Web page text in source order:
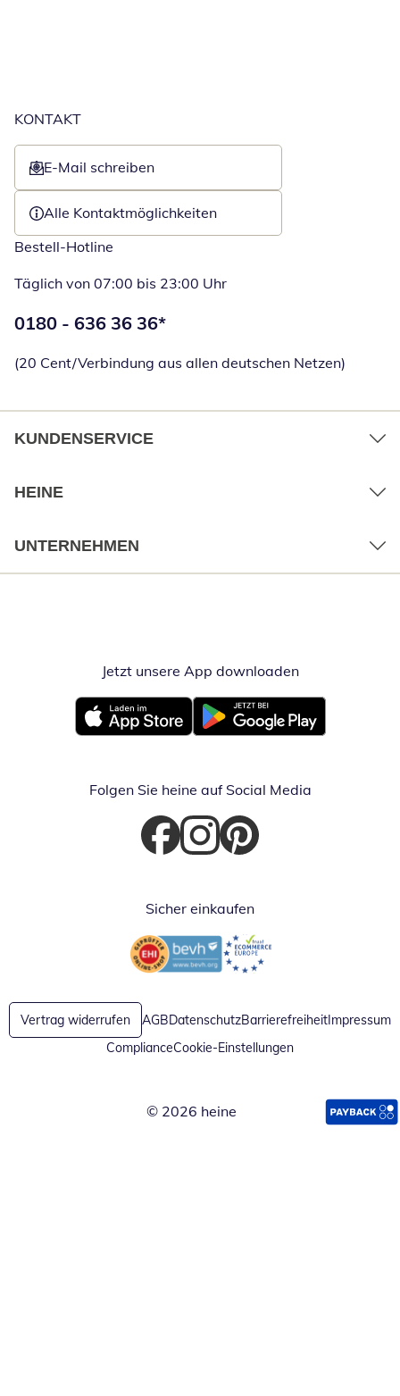
KONTAKT
E-Mail schreiben
Öffnet E-Mail-Client
Alle Kontaktmöglichkeiten
Bestell-Hotline
Täglich von 07:00 bis 23:00 Uhr
Telefonnummer:
0180 - 636 36 36*
(20 Cent/Verbindung aus allen deutschen Netzen)
KUNDENSERVICE
HEINE
UNTERNEHMEN
Jetzt unsere App downloadenÖffnet in
Öffnet in neuem FensterÖffnet in neuem Fenster
Folgen Sie heine auf Social Media
Öffnet in neuem Fenster
Öffnet in neuem Fenster
Öffnet in neuem Fenster
Sicher einkaufen
Öffnet in neuem FensterÖffnet in neuem Fenster
Vertrag widerrufen AGBDatenschutzBarrierefreiheitImpressum
ComplianceCookie-Einstellungen
© 2026 heine